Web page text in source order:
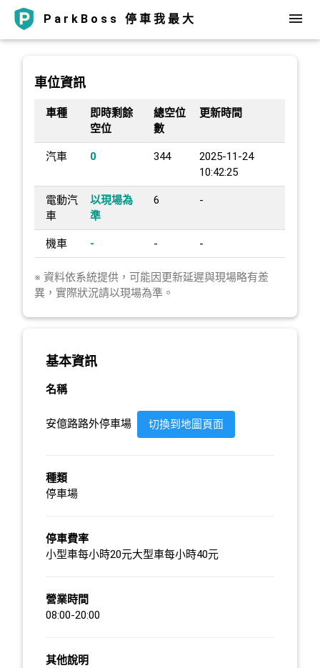
ParkBoss 停車我最大
車位資訊
車種
即時剩餘
空位
總空位
數
更新時間
汽車 0 344
2025-11-24
10:42:25
電動汽
車
以現場為
準
6 -
機車 - - -
※ 資料依系統提供，可能因更新延遲與現場略有差
異，實際狀況請以現場為準。
基本資訊
名稱
安億路路外停車場 切換到地圖頁面
種類
停車場
停車費率
小型車每小時20元大型車每小時40元
營業時間
08:00-20:00
其他說明